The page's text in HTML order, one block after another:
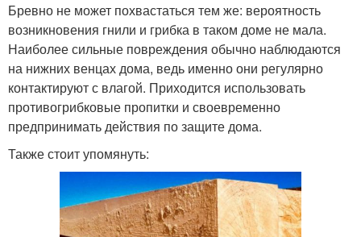
Бревно не может похвастаться тем же: вероятность
возникновения гнили и грибка в таком доме не мала.
Наиболее сильные повреждения обычно наблюдаются
на нижних венцах дома, ведь именно они регулярно
контактируют с влагой. Приходится использовать
противогрибковые пропитки и своевременно
предпринимать действия по защите дома.
Также стоит упомянуть: